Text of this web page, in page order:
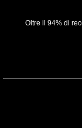
Oltre il 94% di